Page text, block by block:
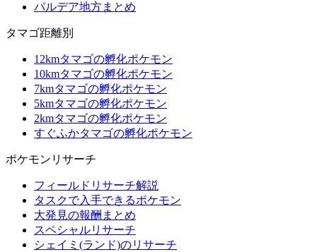
パルデア地方まとめ
タマゴ距離別
12kmタマゴの孵化ポケモン
10kmタマゴの孵化ポケモン
7kmタマゴの孵化ポケモン
5kmタマゴの孵化ポケモン
2kmタマゴの孵化ポケモン
すぐふかタマゴの孵化ポケモン
ポケモンリサーチ
フィールドリサーチ解説
タスクで入手できるポケモン
大発見の報酬まとめ
スペシャルリサーチ
シェイミ(ランド)のリサーチ